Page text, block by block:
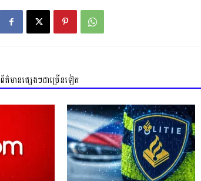
ព័ត៌មានផ្សេងៗជាច្រើនទៀត